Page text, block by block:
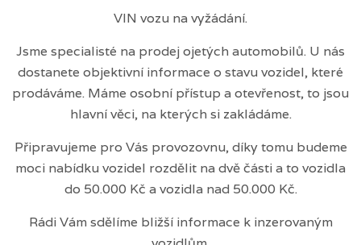
VIN vozu na vyžádání.
Jsme specialisté na prodej ojetých automobilů. U nás
dostanete objektivní informace o stavu vozidel, které
prodáváme. Máme osobní přístup a otevřenost, to jsou
hlavní věci, na kterých si zakládáme.
Připravujeme pro Vás provozovnu, díky tomu budeme
moci nabídku vozidel rozdělit na dvě části a to vozidla
do 50.000 Kč a vozidla nad 50.000 Kč.
Rádi Vám sdělíme bližší informace k inzerovaným